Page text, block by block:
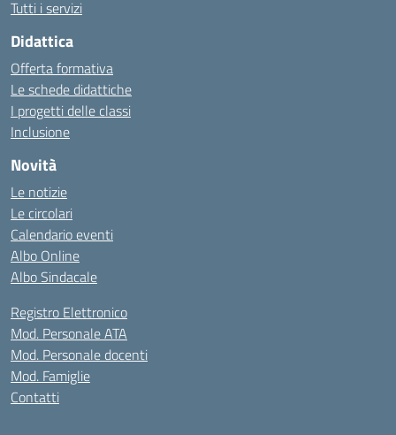
Tutti i servizi
Didattica
Offerta formativa
Le schede didattiche
I progetti delle classi
Inclusione
Novità
Le notizie
Le circolari
Calendario eventi
Albo Online
Albo Sindacale
Registro Elettronico
Mod. Personale ATA
Mod. Personale docenti
Mod. Famiglie
Contatti